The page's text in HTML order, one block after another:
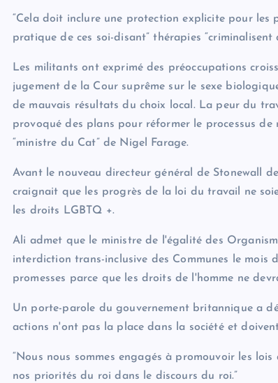
“Cela doit inclure une protection explicite pour
pratique de ces soi-disant” thérapies
Les militants ont exprimé des préoccupations
jugement de la Cour suprême sur le sexe
de mauvais résultats du choix local. La peur du
provoqué des plans pour réformer le processus de
“ministre du Cat” de Nigel Farage.
Avant le nouveau directeur général de Stonewall
craignait que les progrès de la loi du travail ne
les droits LGBTQ +.
Ali admet que le ministre de l'égalité des
interdiction trans-inclusive des Communes le mois
promesses parce que les droits de l'homme ne
Un porte-parole du gouvernement britannique a
actions n'ont pas la place dans la société et
“Nous nous sommes engagés à promouvoir les
nos priorités du roi dans le discours du roi.”